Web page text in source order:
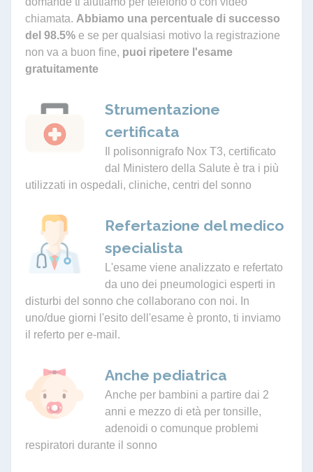
chiamata. Abbiamo una percentuale di successo
del 98.5% e se per qualsiasi motivo la registrazione
non va a buon fine, puoi ripetere l'esame
gratuitamente
Strumentazione
certificata
Il polisonnigrafo Nox T3, certificato
dal Ministero della Salute è tra i più
utilizzati in ospedali, cliniche, centri del sonno
Refertazione del medico
specialista
L'esame viene analizzato e refertato
da uno dei pneumologici esperti in
disturbi del sonno che collaborano con noi. In
uno/due giorni l'esito dell'esame è pronto, ti inviamo
il referto per e-mail.
Anche pediatrica
Anche per bambini a partire dai 2
anni e mezzo di età per tonsille,
adenoidi o comunque problemi
respiratori durante il sonno